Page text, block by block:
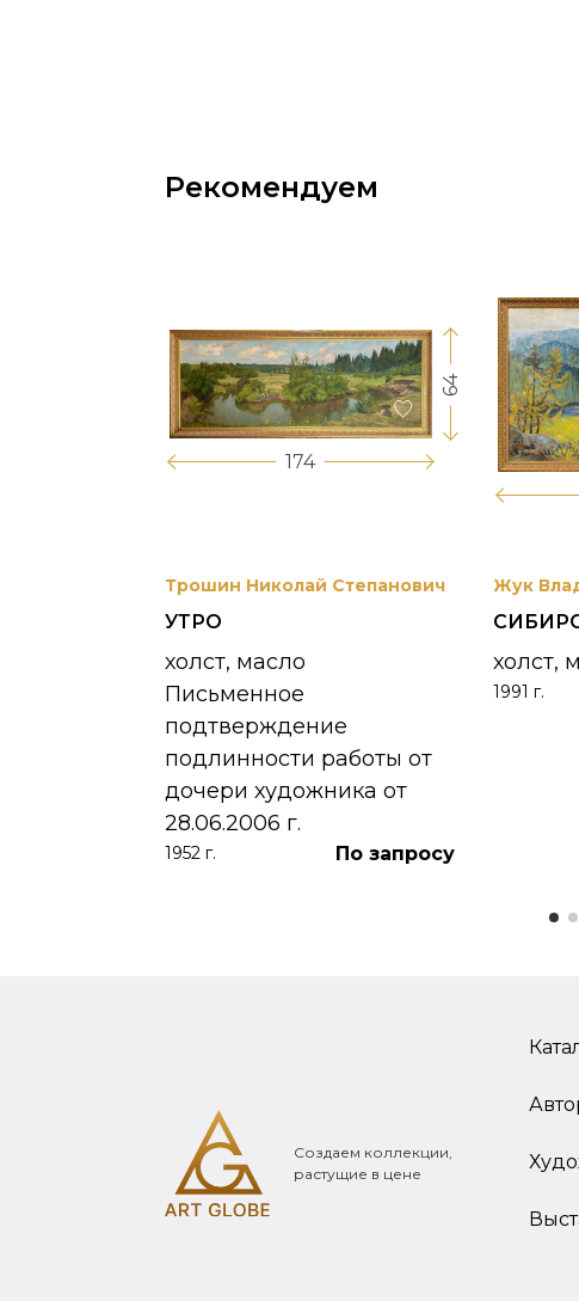
Рекомендуем
174
64
Трошин Николай Степанович
УТРО
холст, масло
Письменное
подтверждение
подлинности работы от
дочери художника от
28.06.2006 г.
1952 г. По запросу
Жук
холст,
1991 г.
Создаем коллекции,
растущие в цене